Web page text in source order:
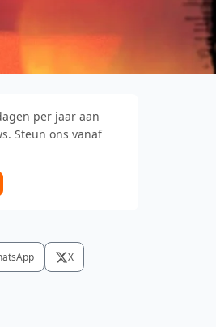
per jaar aan
Steun ons vanaf
X